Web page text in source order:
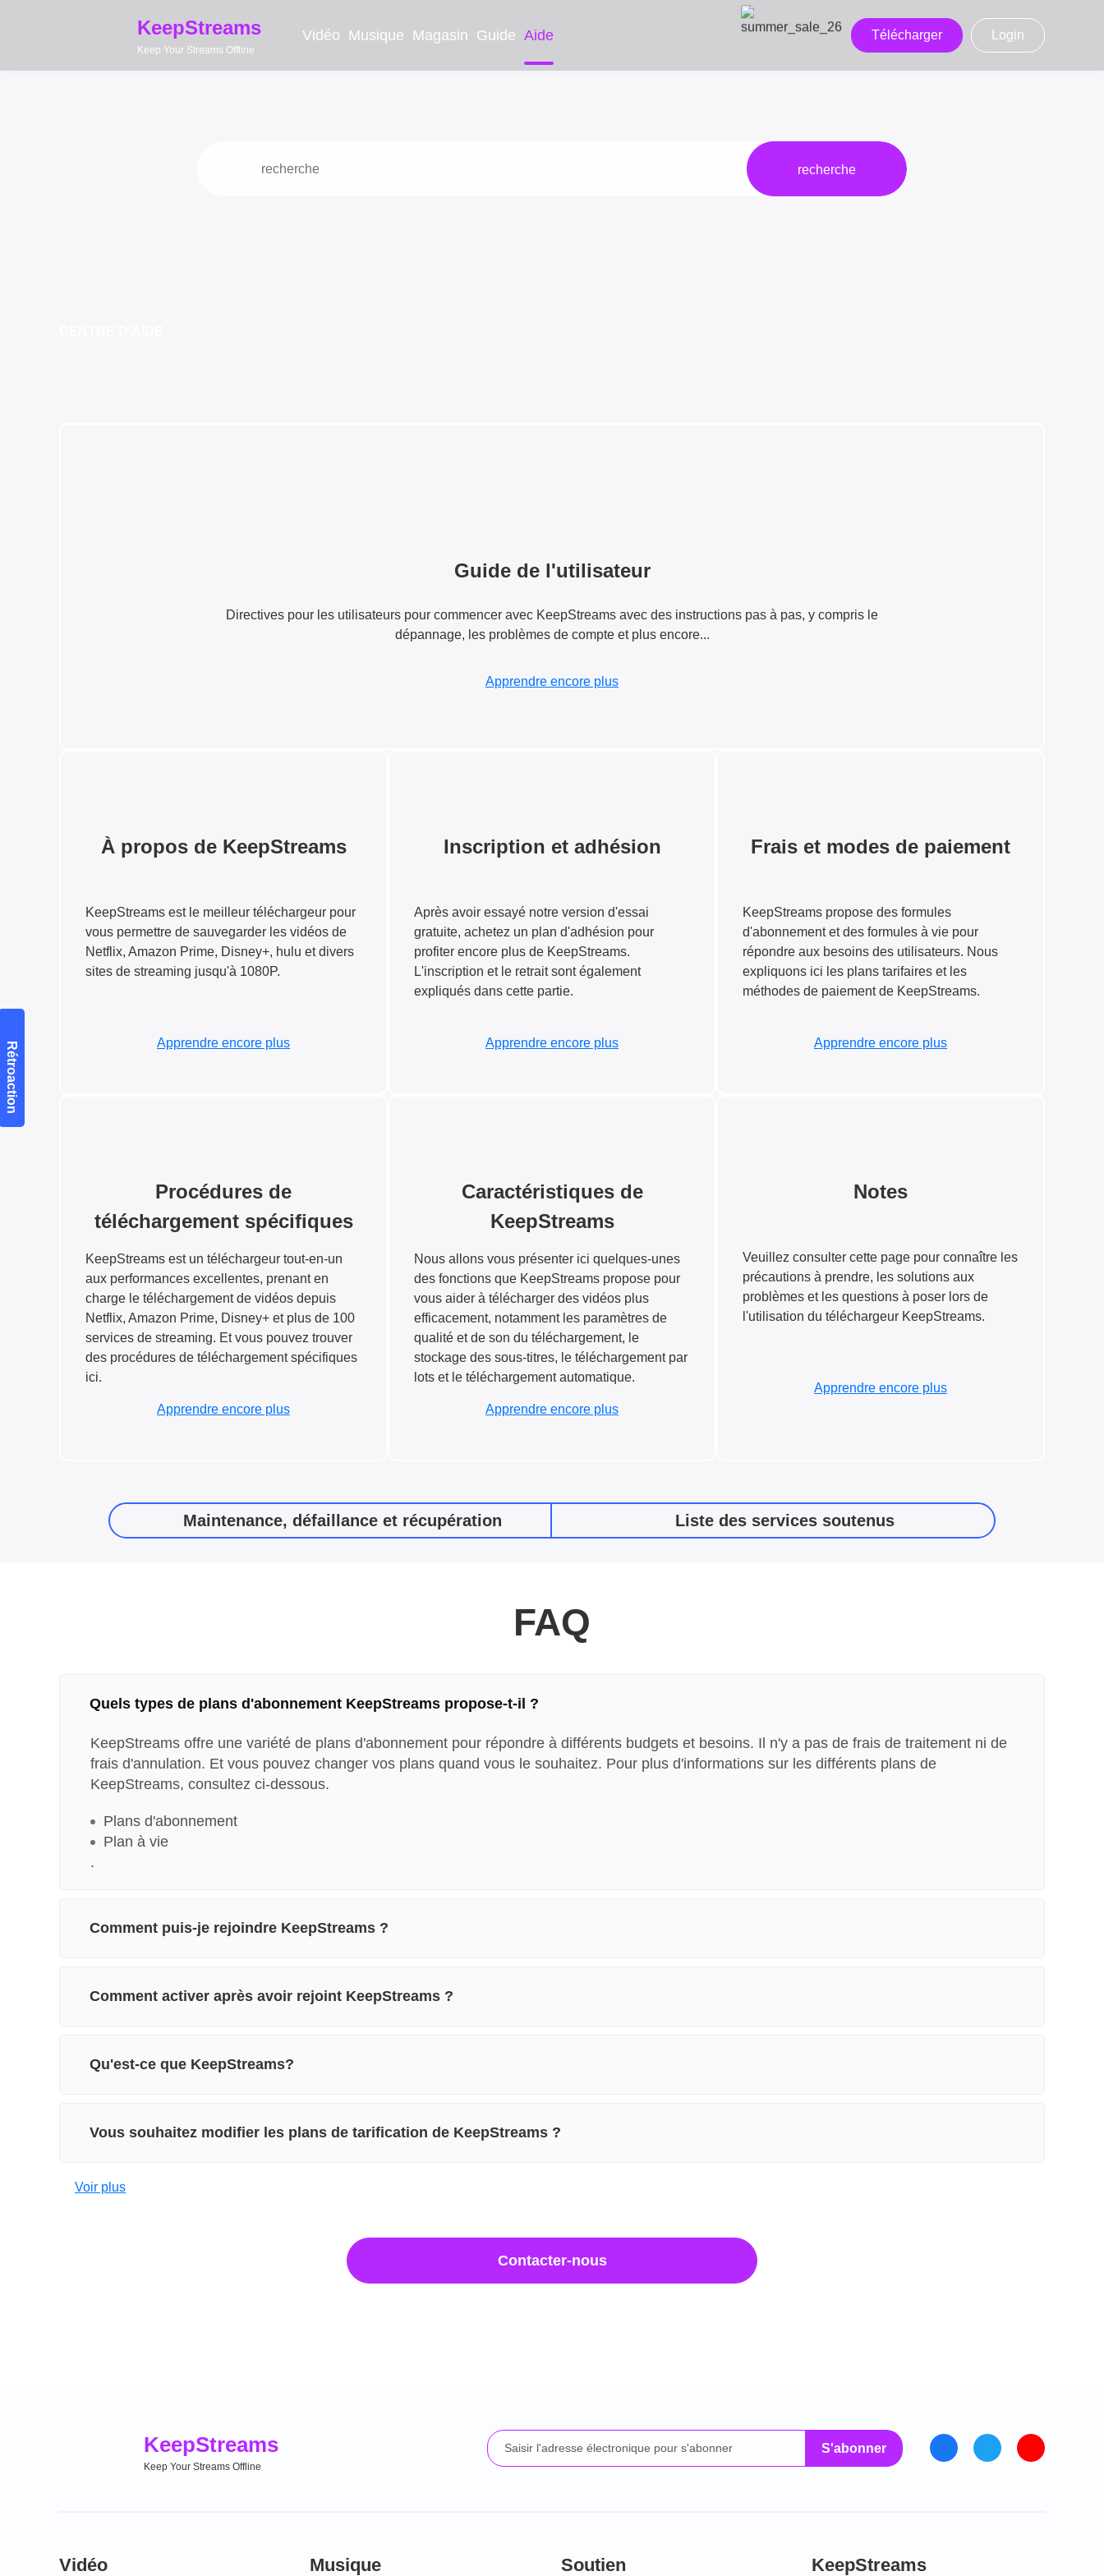
KeepStreams
Keep Your Streams Offline
Vidéo Musique Magasin Guide Aide Télécharger Login
recherche
Guide de l'utilisateur
Directives pour les utilisateurs pour commencer avec KeepStreams avec des instructions pas à pas, y compris le
dépannage, les problèmes de compte et plus encore...
Apprendre encore plus
À propos de KeepStreams
KeepStreams est le meilleur téléchargeur pour
vous permettre de sauvegarder les vidéos de
Netflix, Amazon Prime, Disney+, hulu et divers
sites de streaming jusqu'à 1080P.
Apprendre encore plus
Inscription et adhésion
Après avoir essayé notre version d'essai
gratuite, achetez un plan d'adhésion pour
profiter encore plus de KeepStreams.
L'inscription et le retrait sont également
expliqués dans cette partie.
Apprendre encore plus
Frais et modes de paiement
KeepStreams propose des formules
d'abonnement et des formules à vie pour
répondre aux besoins des utilisateurs. Nous
expliquons ici les plans tarifaires et les
méthodes de paiement de KeepStreams.
Apprendre encore plus
Procédures de
téléchargement spécifiques
KeepStreams est un téléchargeur tout-en-un
aux performances excellentes, prenant en
charge le téléchargement de vidéos depuis
Netflix, Amazon Prime, Disney+ et plus de 100
services de streaming. Et vous pouvez trouver
des procédures de téléchargement spécifiques
ici.
Apprendre encore plus
Caractéristiques de
KeepStreams
Nous allons vous présenter ici quelques-unes
des fonctions que KeepStreams propose pour
vous aider à télécharger des vidéos plus
efficacement, notamment les paramètres de
qualité et de son du téléchargement, le
stockage des sous-titres, le téléchargement par
lots et le téléchargement automatique.
Apprendre encore plus
Notes
Veuillez consulter cette page pour connaître les
précautions à prendre, les solutions aux
problèmes et les questions à poser lors de
l'utilisation du téléchargeur KeepStreams.
Apprendre encore plus
Maintenance, défaillance et récupération Liste des services soutenus
FAQ
Quels types de plans d'abonnement KeepStreams propose-t-il ?
KeepStreams offre une variété de plans d'abonnement pour répondre à différents budgets et besoins. Il n'y a pas de frais de traitement ni de
frais d'annulation. Et vous pouvez changer vos plans quand vous le souhaitez. Pour plus d'informations sur les différents plans de
KeepStreams, consultez ci-dessous.
Plans d'abonnement
Plan à vie
.
Comment puis-je rejoindre KeepStreams ?
Comment activer après avoir rejoint KeepStreams ?
Qu'est-ce que KeepStreams?
Vous souhaitez modifier les plans de tarification de KeepStreams ?
Voir plus
Contacter-nous
Rétroaction
KeepStreams
Keep Your Streams Offline
S'abonner
Vidéo Musique Soutien KeepStreams